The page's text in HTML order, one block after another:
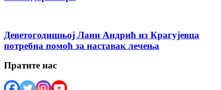
Деветогодишњој Лани Андрић из Крагујевца
потребна помоћ за наставак лечења
Пратите нас